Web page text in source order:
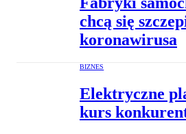
chcą się
koronawirusa
BIZNES
Elektryczne
kurs